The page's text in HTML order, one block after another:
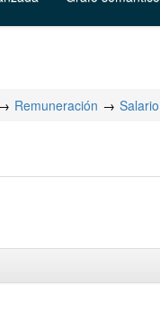
Remuneración Salario